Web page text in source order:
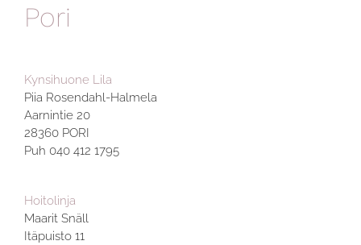
Pori
Kynsihuone Lila
Piia Rosendahl-Halmela
Aarnintie 20
28360 PORI
Puh 040 412 1795
Hoitolinja
Maarit Snäll
Itäpuisto 11